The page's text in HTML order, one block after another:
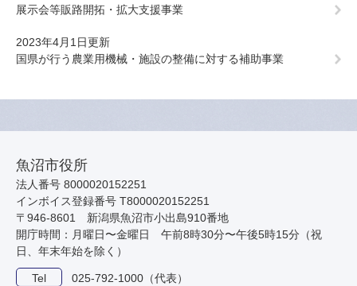
展示会等販路開拓・拡大支援事業
2023年4月1日更新
国県が行う農業用機械・施設の整備に対する補助事業
魚沼市役所
法人番号 8000020152251
インボイス登録番号 T8000020152251
〒946-8601 新潟県魚沼市小出島910番地
開庁時間：月曜日〜金曜日 午前8時30分〜午後5時15分（祝
日、年末年始を除く）
Tel 025-792-1000（代表）